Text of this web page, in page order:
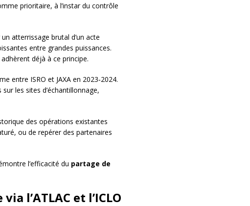
prioritaire, à l’instar du contrôle
atterrissage brutal d’un acte
entre grandes puissances.
adhèrent déjà à ce principe.
entre ISRO et JAXA en 2023‑2024.
les sites d’échantillonnage,
des opérations existantes
ou de repérer des partenaires
l’efficacité du partage de
l’ATLAC et l’ICLO